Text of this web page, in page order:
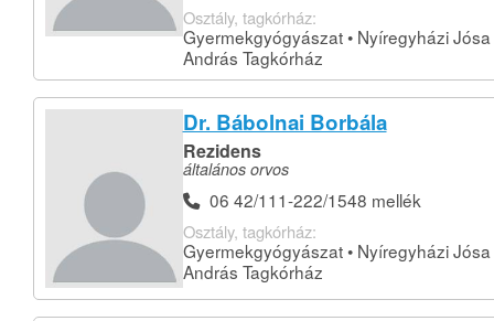
Osztály, tagkórház:
Gyermekgyógyászat • Nyíregyházi Jósa
András Tagkórház
Dr. Bábolnai Borbála
Rezidens
általános orvos
06 42/111-222/1548 mellék
Osztály, tagkórház:
Gyermekgyógyászat • Nyíregyházi Jósa
András Tagkórház